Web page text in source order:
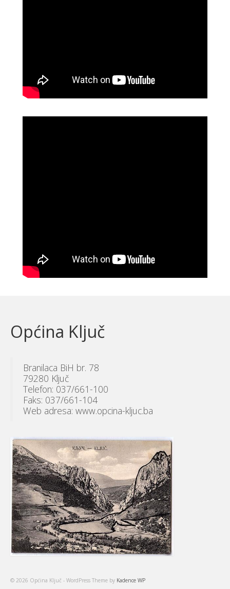
Općina Ključ
Branilaca BiH br. 78
79280 Ključ
Telefon: 037/661-100
Faks: 037/661-104
Web adresa: www.opcina-kljuc.ba
© 2026 Općina Ključ - WordPress Theme by Kadence WP